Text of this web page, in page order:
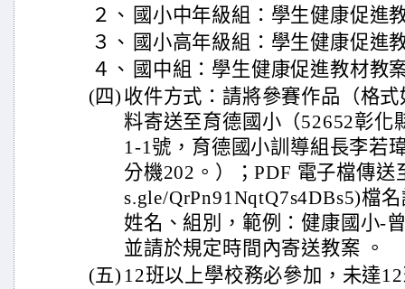
２、 國小中年級組：學生健康促進
３、 國小高年級組：學生健康促進
４、 國中組：學生健康促進教材教
(四) 收件方式：請將參賽作品（格
料寄送至育德國小（52652彰化
1-1號，育德國小訓導組長李若
分機202。）；PDF 電子檔傳
s.gle/QrPn91NqtQ7s4DBs5)檔
姓名、組別，範例：健康國小-
並請於規定時間內寄送教案 。
(五) 12班以上學校務必參加，未達